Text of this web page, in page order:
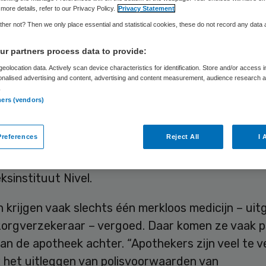
KNMP pleit voor “ruimhartiger
van zorgverzekeraars, waardoor
hoeven te wisselen van medicijnen. Dat is
voor patiënten, terwijl het niet duurder hoeft
Nivel.
krijgen vaak slechts één merkloos medicijn –
– vergoed. Daar komen ze vaak
de apotheek achter. “Apothekers zijn veel te
uitleggen van polisvoorwaarden van
details, refer to our Privacy Policy. Privacy Statement
not? Then we only place essential and statistical cookies, these do not record any data
partners process data to provide:
data. Actively scan device characteristics for identification. Store and/or access
advertising and content, advertising and content measurement, audience research
(vendors)
Reject All I